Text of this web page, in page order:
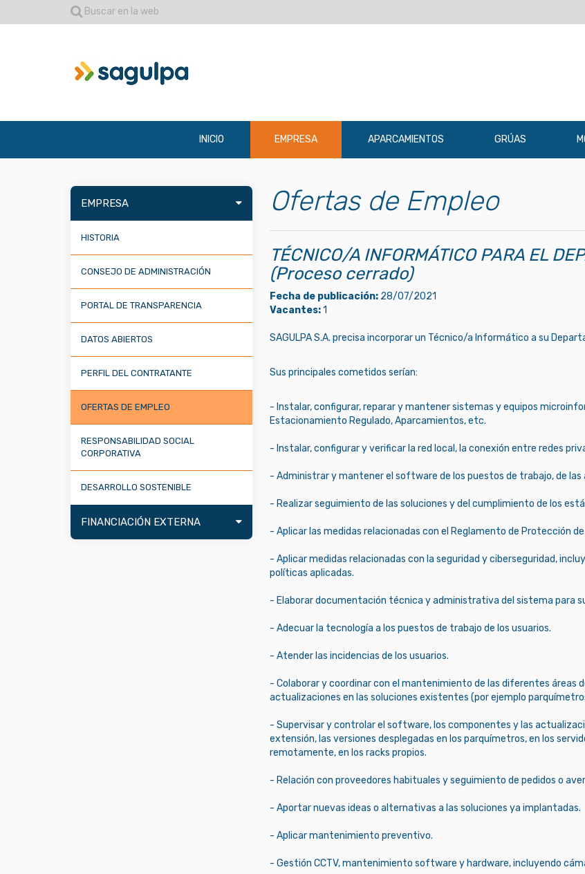
Buscar en la web
INICIO EMPRESA APARCAMIENTOS GRÚAS
EMPRESA
HISTORIA
CONSEJO DE ADMINISTRACIÓN
PORTAL DE TRANSPARENCIA
DATOS ABIERTOS
PERFIL DEL CONTRATANTE
OFERTAS DE EMPLEO
RESPONSABILIDAD SOCIAL
CORPORATIVA
DESARROLLO SOSTENIBLE
FINANCIACIÓN EXTERNA
Ofertas de Empleo
TÉCNICO/A INFORMÁTICO PARA EL
(Proceso cerrado)
Fecha de publicación:28/07/2021
Vacantes:1
SAGULPA S.A. precisa incorporar un Técnico/a Informático a su
Sus principales cometidos serían:
- Instalar, configurar, reparar y mantener sistemas y equipos
Estacionamiento Regulado, Aparcamientos, etc.
- Instalar, configurar y verificar la red local, la conexión entre redes
- Administrar y mantener el software de los puestos de trabajo, de las
- Realizar seguimiento de las soluciones y del cumplimiento de los
- Aplicar las medidas relacionadas con el Reglamento de Protección
- Aplicar medidas relacionadas con la seguridad y ciberseguridad,
políticas aplicadas.
- Elaborar documentación técnica y administrativa del sistema para
- Adecuar la tecnología a los puestos de trabajo de los usuarios.
- Atender las incidencias de los usuarios.
- Colaborar y coordinar con el mantenimiento de las diferentes áreas
actualizaciones en las soluciones existentes (por ejemplo
- Supervisar y controlar el software, los componentes y las
extensión, las versiones desplegadas en los parquímetros, en los
remotamente, en los racks propios.
- Relación con proveedores habituales y seguimiento de pedidos o
- Aportar nuevas ideas o alternativas a las soluciones ya implantadas.
- Aplicar mantenimiento preventivo.
- Gestión CCTV, mantenimiento software y hardware, incluyendo